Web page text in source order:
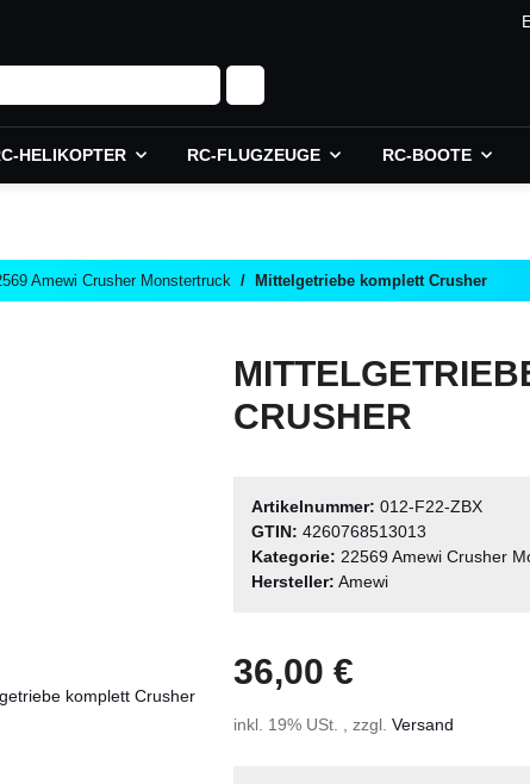
HELIKOPTER RC-FLUGZEUGE RC-BOOTE
Amewi Crusher Monstertruck Mittelgetriebe komplett Crusher
CRUSHER
Artikelnummer: 012-F22-ZBX
GTIN: 4260768513013
Kategorie: 22569 Amewi Crusher
Hersteller: Amewi
36,00 €
inkl. 19% USt. , zzgl. Versand